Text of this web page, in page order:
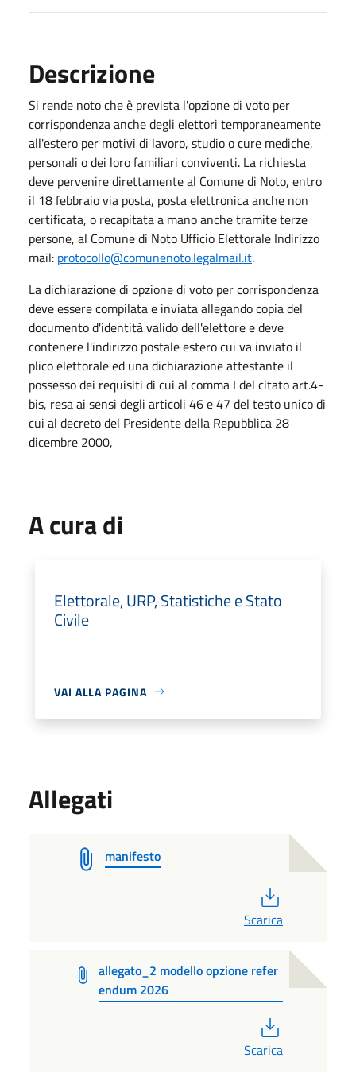
Descrizione
Si rende noto che è prevista l'opzione di voto per
corrispondenza anche degli elettori temporaneamente
all'estero per motivi di lavoro, studio o cure mediche,
personali o dei loro familiari conviventi. La richiesta
deve pervenire direttamente al Comune di Noto, entro
il 18 febbraio via posta, posta elettronica anche non
certificata, o recapitata a mano anche tramite terze
persone, al Comune di Noto Ufficio Elettorale Indirizzo
mail: protocollo@comunenoto.legalmail.it.
La dichiarazione di opzione di voto per corrispondenza
deve essere compilata e inviata allegando copia del
documento d'identità valido dell'elettore e deve
contenere l'indirizzo postale estero cui va inviato il
plico elettorale ed una dichiarazione attestante il
possesso dei requisiti di cui al comma I del citato art.4-
bis, resa ai sensi degli articoli 46 e 47 del testo unico di
cui al decreto del Presidente della Repubblica 28
dicembre 2000,
A cura di
Elettorale, URP, Statistiche e Stato
Civile
VAI ALLA PAGINA
Allegati
manifesto
Scarica
allegato_2 modello opzione refer
endum 2026
Scarica